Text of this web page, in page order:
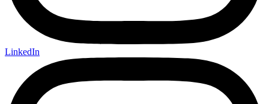
LinkedIn